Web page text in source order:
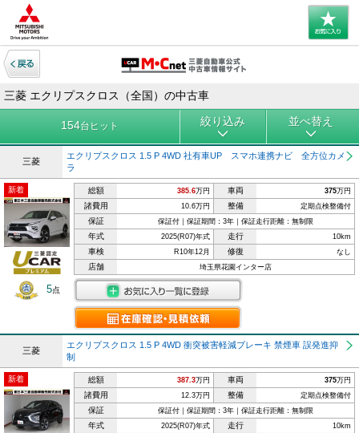
三菱 エクリプスクロス（全国）の中古車
154台ヒット 絞り込み 並べ替え
三菱
エクリプスクロス 1.5 P 4WD 社有車UP スマホ連携ナビ 全方位カメ
ラ
新着
5点
総額 385.6万円 車両 375万円
諸費用 10.6万円 整備 定期点検整備付
保証 保証付｜保証期間：3年｜保証走行距離：無制限
年式 2025(R07)年式 走行 10km
車検 R10年12月 修復 なし
店舗 埼玉県花園インター店
三菱
エクリプスクロス 1.5 P 4WD 衝突被害軽減ブレーキ 禁煙車 誤発進抑
制
新着 総額 387.3万円 車両 375万円
諸費用 12.3万円 整備 定期点検整備付
保証 保証付｜保証期間：3年｜保証走行距離：無制限
年式 2025(R07)年式 走行 10km